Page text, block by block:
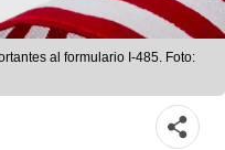
al formulario I-485. Foto: